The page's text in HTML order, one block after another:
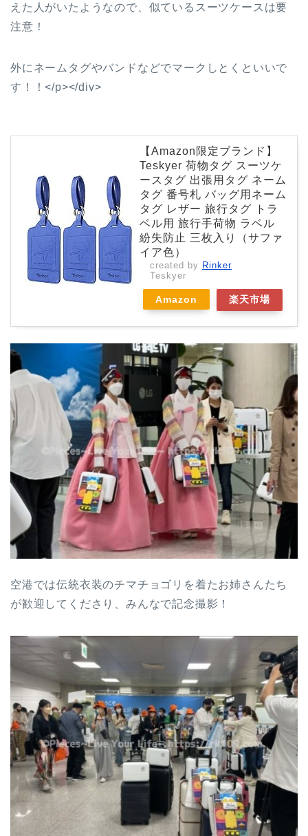
えた人がいたようなので、似ているスーツケースは要
注意！
外にネームタグやバンドなどでマークしとくといいで
す！！</p></div>
【Amazon限定ブランド】
Teskyer 荷物タグ スーツケ
ースタグ 出張用タグ ネーム
タグ 番号札 バッグ用ネーム
タグ レザー 旅行タグ トラ
ベル用 旅行手荷物 ラベル
紛失防止 三枚入り（サファ
イア色）
created by Rinker
Teskyer
Amazon 楽天市場
空港では伝統衣装のチマチョゴリを着たお姉さんたち
が歓迎してくださり、みんなで記念撮影！